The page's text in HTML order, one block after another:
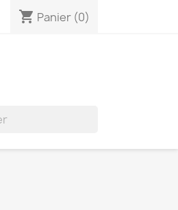
shopping_cart Panier (0)